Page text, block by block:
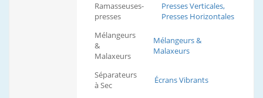
Ramasseuses-
presses
Presses Verticales,
Presses Horizontales
Mélangeurs
&
Malaxeurs
Mélangeurs &
Malaxeurs
Séparateurs
à Sec
Écrans Vibrants